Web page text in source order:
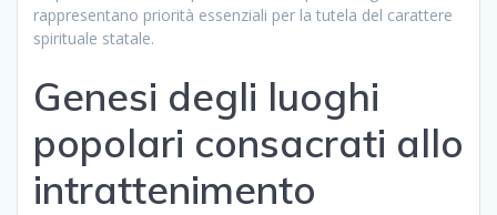
rappresentano priorità essenziali per la tutela del carattere
spirituale statale.
Genesi degli luoghi
popolari consacrati allo
intrattenimento